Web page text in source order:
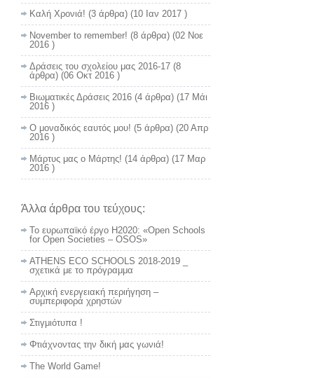
Καλή Χρονιά! (3 άρθρα) (10 Ιαν 2017 )
November to remember! (8 άρθρα) (02 Νοε
2016 )
Δράσεις του σχολείου μας 2016-17 (8
άρθρα) (06 Οκτ 2016 )
Βιωματικές Δράσεις 2016 (4 άρθρα) (17 Μάι
2016 )
Ο μοναδικός εαυτός μου! (5 άρθρα) (20 Απρ
2016 )
Μάρτυς μας ο Μάρτης! (14 άρθρα) (17 Μαρ
2016 )
Άλλα άρθρα του τεύχους:
Το ευρωπαϊκό έργο Η2020: «Οpen Schools
for Open Societies – ΟSOS»
ATHENS ECO SCHOOLS 2018-2019 _
σχετικά με το πρόγραμμα
Αρχική ενεργειακή περιήγηση –
συμπεριφορά χρηστών
Στιγμιότυπα !
Φτιάχνοντας την δική μας γωνιά!
Τhe World Game!